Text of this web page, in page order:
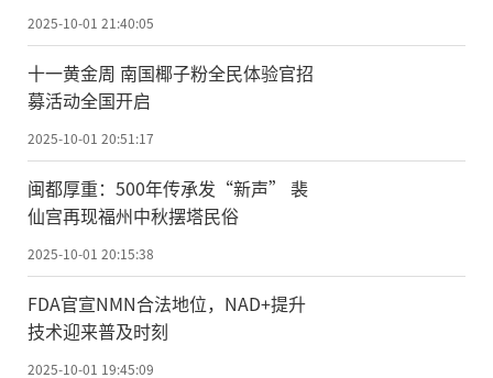
2025-10-01 21:40:05
十一黄金周 南国椰子粉全民体验官招
募活动全国开启
2025-10-01 20:51:17
闽都厚重：500年传承发“新声” 裴
仙宫再现福州中秋摆塔民俗
2025-10-01 20:15:38
FDA官宣NMN合法地位，NAD+提升
技术迎来普及时刻
2025-10-01 19:45:09